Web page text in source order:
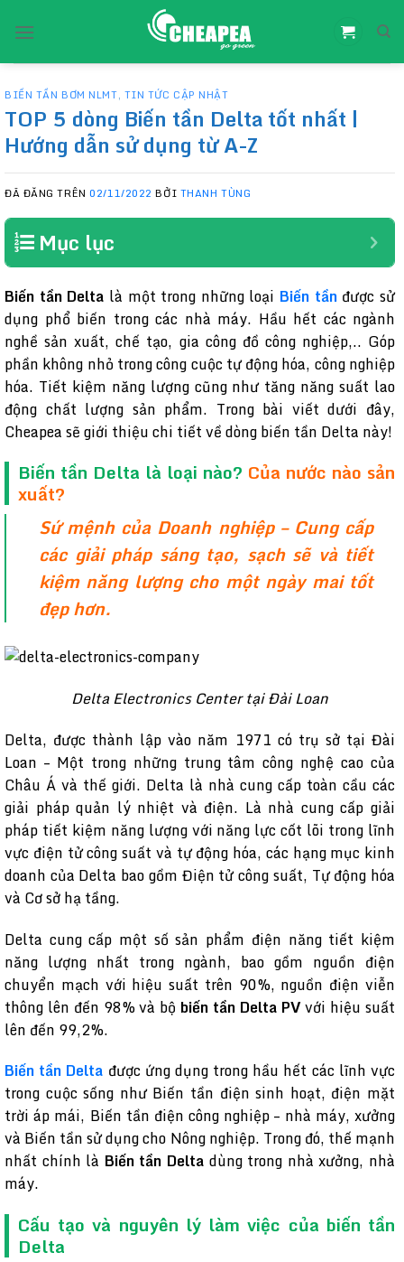
đến
BIẾN TẦN BƠM NLMT, TIN TỨC CẬP NHẬT
TOP 5 dòng Biến tần Delta tốt nhất |
Hướng dẫn sử dụng từ A-Z
ĐÃ ĐĂNG TRÊN02/11/2022 BỞI THANH TÙNG
Mục lục
Biến tần Delta là một trong những loại Biến tầnđược sử
dụng phổ biến trong các nhà máy. Hầu hết các ngành
nghề sản xuất, chế tạo, gia công đồ công nghiệp,.. Góp
phần không nhỏ trong công cuộc tự động hóa, công nghiệp
hóa. Tiết kiệm năng lượng cũng như tăng năng suất lao
động chất lượng sản phẩm. Trong bài viết dưới đây,
Cheapea sẽ giới thiệu chi tiết về dòng biến tần Delta này!
Biến tần Delta là loại nào? Của nước nào sản
xuất?
Sứ mệnh của Doanh nghiệp – Cung cấp
các giải pháp sáng tạo, sạch sẽ và tiết
kiệm năng lượng cho một ngày mai tốt
đẹp hơn.
Delta Electronics Center tại Đài Loan
Delta, được thành lập vào năm 1971 có trụ sở tại Đài
Loan – Một trong những trung tâm công nghệ cao của
Châu Á và thế giới. Delta là nhà cung cấp toàn cầu các
giải pháp quản lý nhiệt và điện. Là nhà cung cấp giải
pháp tiết kiệm năng lượng với năng lực cốt lõi trong lĩnh
vực điện tử công suất và tự động hóa, các hạng mục kinh
doanh của Delta bao gồm Điện tử công suất, Tự động hóa
và Cơ sở hạ tầng.
Delta cung cấp một số sản phẩm điện năng tiết kiệm
năng lượng nhất trong ngành, bao gồm nguồn điện
chuyển mạch với hiệu suất trên 90%, nguồn điện viễn
thông lên đến 98% và bộ biến tần Delta PVvới hiệu suất
lên đến 99,2%.
Biến tần Delta được ứng dụng trong hầu hết các lĩnh vực
trong cuộc sống như Biến tần điện sinh hoạt, điện mặt
trời áp mái, Biến tần điện công nghiệp – nhà máy, xưởng
và Biến tần sử dụng cho Nông nghiệp. Trong đó, thế mạnh
nhất chính là Biến tần Delta dùng trong nhà xưởng, nhà
máy.
Cấu tạo và nguyên lý làm việc của biến tần
Delta